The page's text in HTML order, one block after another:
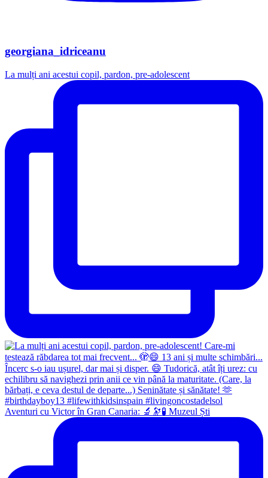
georgiana_idriceanu
La mulți ani acestui copil, pardon, pre-adolescent
Aventuri cu Victor în Gran Canaria: 🔬🔭🧪 Muzeul Ști